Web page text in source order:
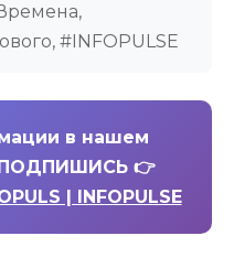
#INFOPULSE
в нашем
ПОДПИШИСЬ 👉
| INFOPULSE